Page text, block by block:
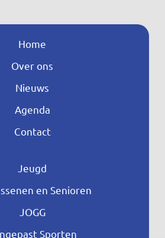
Home
Over ons
Nieuws
Agenda
Contact
Jeugd
en Senioren
JOGG
Sporten